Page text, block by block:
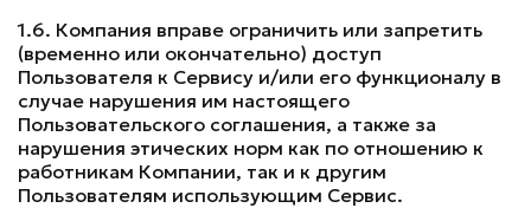
1.6. Компания вправе ограничить или запретить
(временно или окончательно) доступ
Пользователя к Сервису и/или его функционалу в
случае нарушения им настоящего
Пользовательского соглашения, а также за
нарушения этических норм как по отношению к
работникам Компании, так и к другим
Пользователям использующим Сервис.